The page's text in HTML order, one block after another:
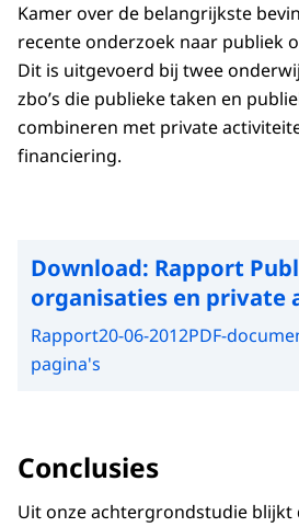
Kamer over de belangrijkste
recente onderzoek naar publiek
Dit is uitgevoerd bij twee
zbo’s die publieke taken en
combineren met private
financiering.
Download: Rapport
organisaties en private
Rapport20-06-2012PDF-
pagina's
Conclusies
Uit onze achtergrondstudie blijkt